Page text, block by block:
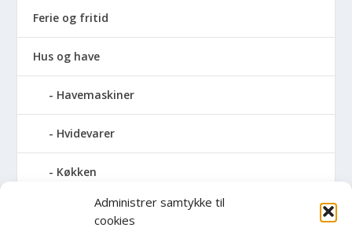
Administrer samtykke til
cookies
Ferie og fritid
Hus og have
Havemaskiner
Hvidevarer
Køkken
Elkedler